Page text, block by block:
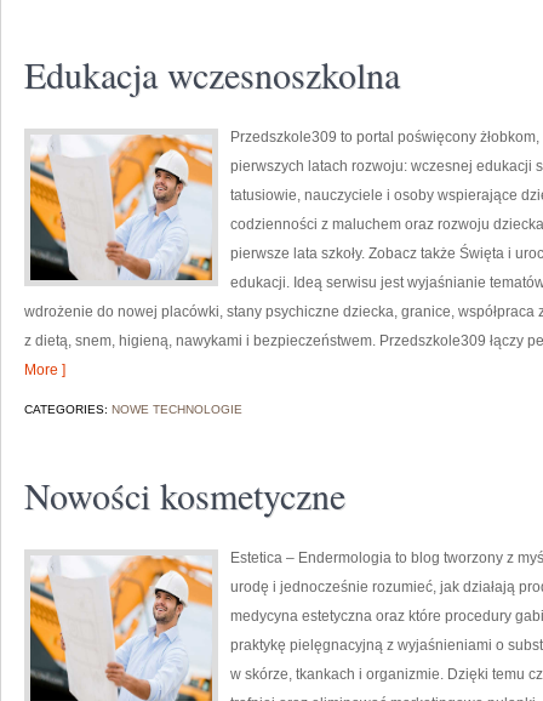
Edukacja wczesnoszkolna
Przedszkole309 to portal poświęcony
pierwszych latach rozwoju: wczesnej edukacji
tatusiowie, nauczyciele i osoby wspierające
codzienności z maluchem oraz rozwoju
pierwsze lata szkoły. Zobacz także Święta i
edukacji. Ideą serwisu jest wyjaśnianie
wdrożenie do nowej placówki, stany psychiczne dziecka, granice,
z dietą, snem, higieną, nawykami i bezpieczeństwem. Przedszkole309 łączy
More ]
CATEGORIES: NOWE TECHNOLOGIE
Nowości kosmetyczne
Estetica – Endermologia to blog tworzony z
urodę i jednocześnie rozumieć, jak działają
medycyna estetyczna oraz które procedury
praktykę pielęgnacyjną z wyjaśnieniami o
w skórze, tkankach i organizmie. Dzięki temu